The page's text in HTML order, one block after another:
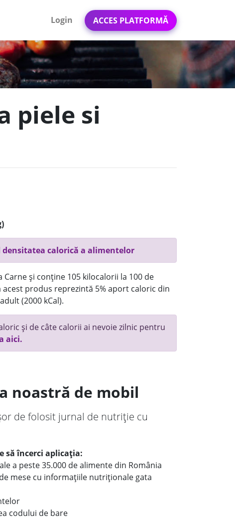
Login ACCES PLATFORMĂ
piele si
calorică a alimentelor
și conține 105 kilocalorii la 100 de
produs reprezintă 5% aport caloric din
(2000 kCal).
și de câte calorii ai nevoie zilnic pentru
aici.
noastră de mobil
de folosit jurnal de nutriție cu
să încerci aplicația:
a peste 35.000 de alimente din România
mese cu informațiile nutriționale gata
codului de bare